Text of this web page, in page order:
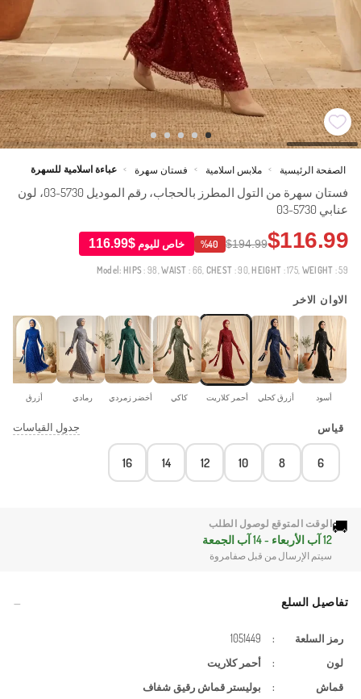
الصفحة الرئيسية > ملابس اسلامية > فستان سهرة > عباءة اسلامية للسهرة
فستان سهرة من التول المطرز بالحجاب، رقم الموديل 5730-03، لون
عنابي 5730-03
$116.99
$194.99
%40 خاص لليوم$116.99
Model: HIPS: 98,WAIST : 66, CHEST : 90, HEIGHT : 175, WEIGHT : 59
الاوان الاخر
أسود أزرق كحلي أحمر كلاريت كاكي أخضر زمردي رمادي أزرق
قياس جدول القياسات
6
8
10
12
14
16
🚚الوقت المتوقع لوصول الطلب
12 آب الأربعاء - 14 آب الجمعة
سيتم الإرسال من قبل صفامروة
تفاصيل السلع
رمز السلعة :
1051449
لون
:
أحمر كلاريت
قماش
: بوليستر قماش رقيق شفاف